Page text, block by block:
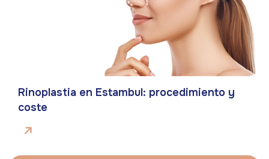
Rinoplastia en Estambul: procedimiento y
coste